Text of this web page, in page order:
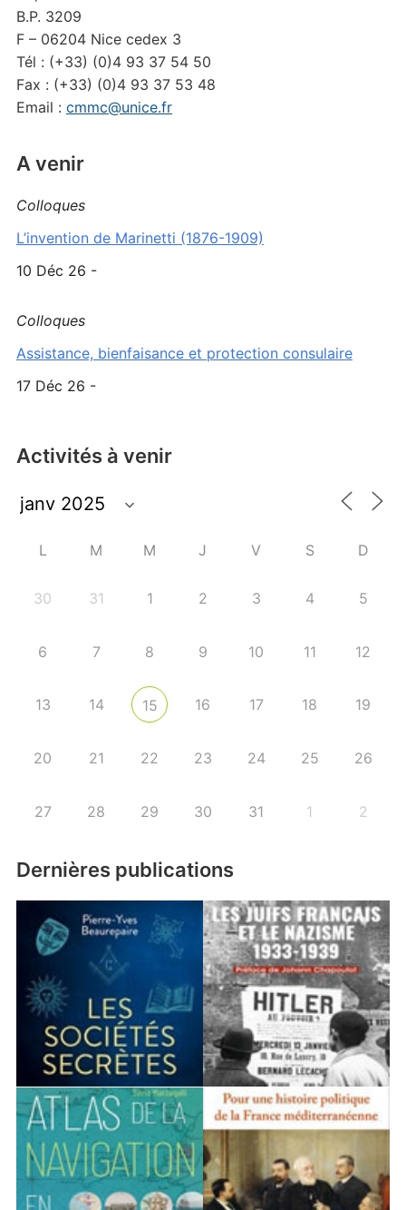
B.P. 3209
F – 06204 Nice cedex 3
Tél : (+33) (0)4 93 37 54 50
Fax : (+33) (0)4 93 37 53 48
Email : cmmc@unice.fr
A venir
Colloques
L’invention de Marinetti (1876-1909)
10 Déc 26 -
Colloques
Assistance, bienfaisance et protection consulaire
17 Déc 26 -
Activités à venir
L M M J V S D
30 31 1 2 3 4 5
6 7 8 9 10 11 12
13 14 15 16 17 18 19
20 21 22 23 24 25 26
27 28 29 30 31 1 2
Dernières publications